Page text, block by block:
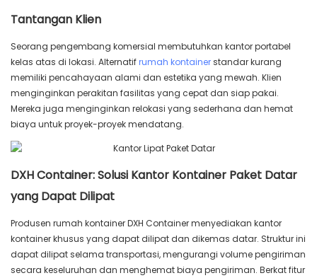
Tantangan Klien
Seorang pengembang komersial membutuhkan kantor portabel
kelas atas di lokasi. Alternatifrumah kontainerstandar kurang
memiliki pencahayaan alami dan estetika yang mewah. Klien
menginginkan perakitan fasilitas yang cepat dan siap pakai.
Mereka juga menginginkan relokasi yang sederhana dan hemat
biaya untuk proyek-proyek mendatang.
DXH Container: Solusi Kantor Kontainer Paket Datar
yang Dapat Dilipat
Produsen rumah kontainer DXH Container menyediakan kantor
kontainer khusus yang dapat dilipat dan dikemas datar. Struktur ini
dapat dilipat selama transportasi, mengurangi volume pengiriman
secara keseluruhan dan menghemat biaya pengiriman. Berkat fitur